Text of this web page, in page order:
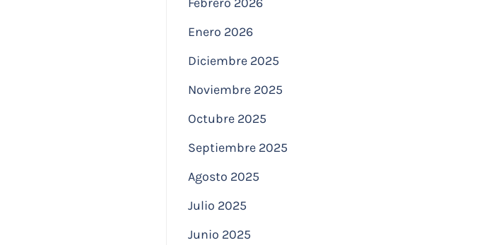
Enero 2026
Diciembre 2025
Noviembre 2025
Octubre 2025
Septiembre 2025
Agosto 2025
Julio 2025
Junio 2025